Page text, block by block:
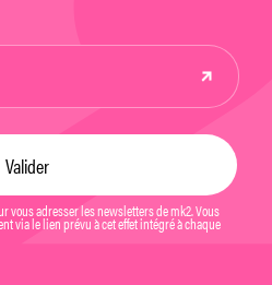
vous adresser les newsletters de mk2. Vous
via le lien prévu à cet effet intégré à chaque